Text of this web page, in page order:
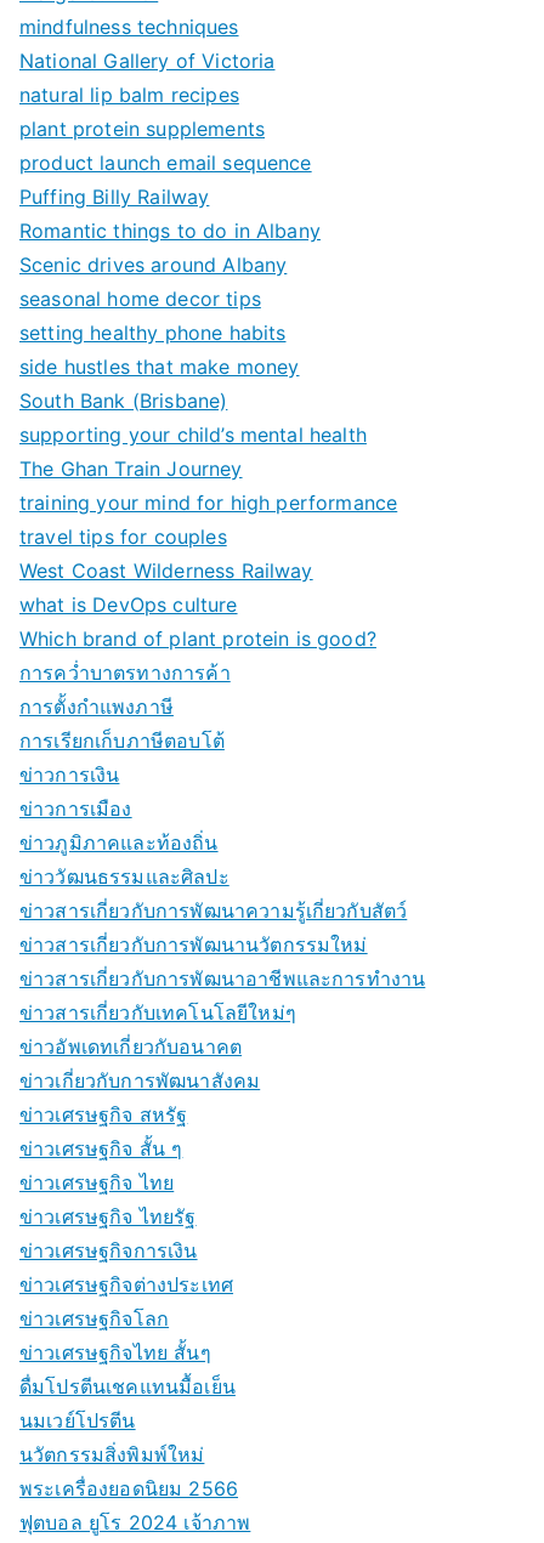
mindfulness techniques
National Gallery of Victoria
natural lip balm recipes
plant protein supplements
product launch email sequence
Puffing Billy Railway
Romantic things to do in Albany
Scenic drives around Albany
seasonal home decor tips
setting healthy phone habits
side hustles that make money
South Bank (Brisbane)
supporting your child’s mental health
The Ghan Train Journey
training your mind for high performance
travel tips for couples
West Coast Wilderness Railway
what is DevOps culture
Which brand of plant protein is good?
การคว่ำบาตรทางการค้า
การตั้งกำแพงภาษี
การเรียกเก็บภาษีตอบโต้
ข่าวการเงิน
ข่าวการเมือง
ข่าวภูมิภาคและท้องถิ่น
ข่าววัฒนธรรมและศิลปะ
ข่าวสารเกี่ยวกับการพัฒนาความรู้เกี่ยวกับสัตว์
ข่าวสารเกี่ยวกับการพัฒนานวัตกรรมใหม่
ข่าวสารเกี่ยวกับการพัฒนาอาชีพและการทำงาน
ข่าวสารเกี่ยวกับเทคโนโลยีใหม่ๆ
ข่าวอัพเดทเกี่ยวกับอนาคต
ข่าวเกี่ยวกับการพัฒนาสังคม
ข่าวเศรษฐกิจ สหรัฐ
ข่าวเศรษฐกิจ สั้น ๆ
ข่าวเศรษฐกิจ ไทย
ข่าวเศรษฐกิจ ไทยรัฐ
ข่าวเศรษฐกิจการเงิน
ข่าวเศรษฐกิจต่างประเทศ
ข่าวเศรษฐกิจโลก
ข่าวเศรษฐกิจไทย สั้นๆ
ดื่มโปรตีนเชคแทนมื้อเย็น
นมเวย์โปรตีน
นวัตกรรมสิ่งพิมพ์ใหม่
พระเครื่องยอดนิยม 2566
ฟุตบอล ยูโร 2024 เจ้าภาพ